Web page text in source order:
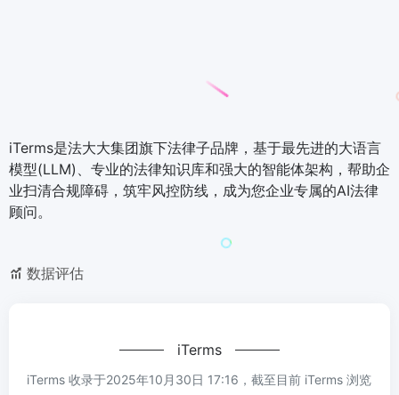
iTerms是法大大集团旗下法律子品牌，基于最先进的大语言
模型(LLM)、专业的法律知识库和强大的智能体架构，帮助企
业扫清合规障碍，筑牢风控防线，成为您企业专属的AI法律
顾问。
数据评估
iTerms
iTerms 收录于2025年10月30日 17:16，截至目前 iTerms 浏览